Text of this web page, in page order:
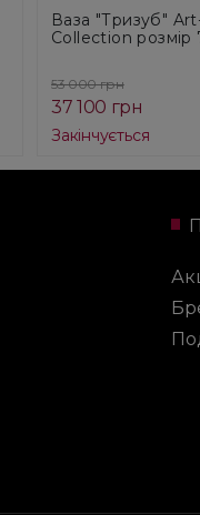
Ваза "Тризуб"
Collection
53 000 грн
37 100 грн
Закінчується